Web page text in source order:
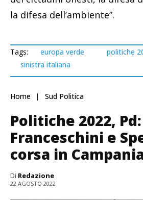
la difesa dell’ambiente”.
Tags: europa verde
politiche
sinistra italiana
Home Sud Politica
Politiche 2022, Pd:
Franceschini e
corsa in
Di Redazione
22 AGOSTO 2022